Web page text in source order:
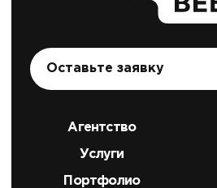
Оставьте заявку
Агентство
Услуги
Портфолио